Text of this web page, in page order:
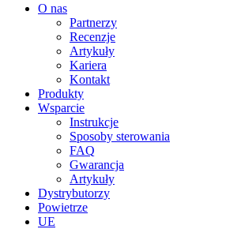
O nas
Partnerzy
Recenzje
Artykuły
Kariera
Kontakt
Produkty
Wsparcie
Instrukcje
Sposoby sterowania
FAQ
Gwarancja
Artykuły
Dystrybutorzy
Powietrze
UE